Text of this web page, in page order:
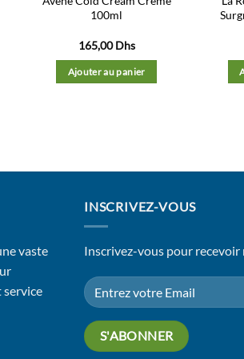
100ml
165,00Dhs
Ajouter au panier
vaste
service
INSCRIVEZ-VOUS
Inscrivez-vous pour